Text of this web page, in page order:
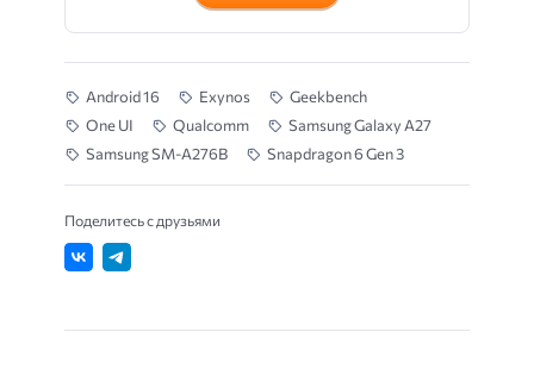
Android 16 Exynos
Geekbench
One UI
Qualcomm
Samsung Galaxy A27
Samsung SM-A276B
Snapdragon 6 Gen 3
Поделитесь с друзьями